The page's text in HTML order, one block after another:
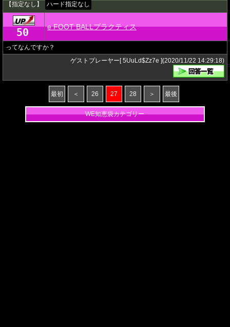
【指定なし】
ハード指定なし
★ 50 e FOOT BALLプラクティス
ってなんですか？
ゲストプレーヤー[ 5UuLd$Zz7e ](2020/11/22 14:29:18)
最初 ＜ 26 27 28 ＞ 最後
WE知恵袋カテゴリー